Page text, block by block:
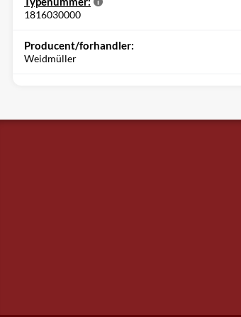
1816030000
Producent/forhandler:
Weidmüller